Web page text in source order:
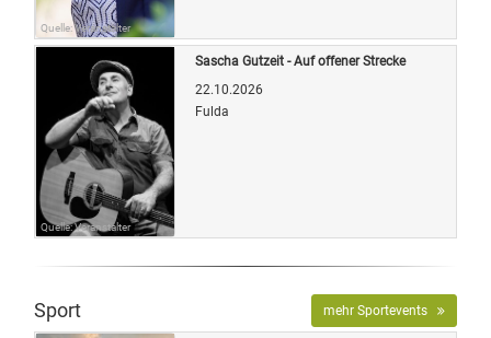
Quelle: Veranstalter
Quelle: Veranstalter
Sascha Gutzeit - Auf offener Strecke
22.10.2026
Fulda
Sport mehr Sportevents